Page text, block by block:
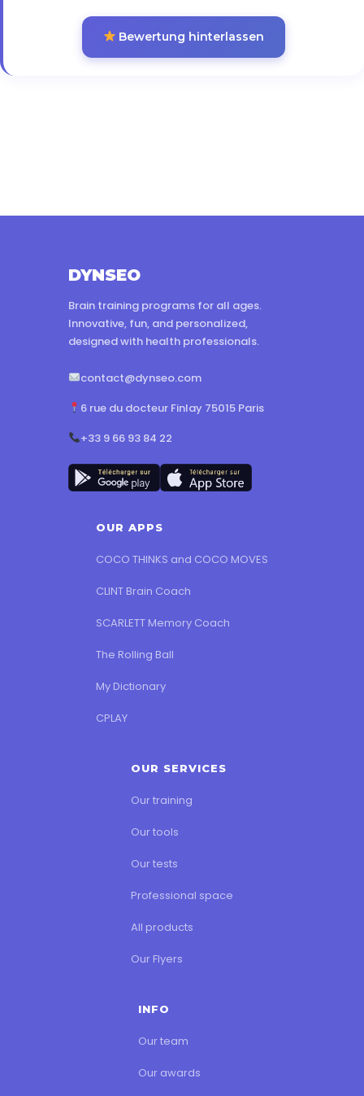
Bewertung hinterlassen
DYNSEO
Brain training programs for all ages.
Innovative, fun, and personalized,
designed with health professionals.
contact@dynseo.com
6 rue du docteur Finlay 75015 Paris
+33 9 66 93 84 22
OUR APPS
COCO THINKS and COCO MOVES
CLINT Brain Coach
SCARLETT Memory Coach
The Rolling Ball
My Dictionary
CPLAY
OUR SERVICES
Our training
Our tools
Our tests
Professional space
All products
Our Flyers
INFO
Our team
Our awards